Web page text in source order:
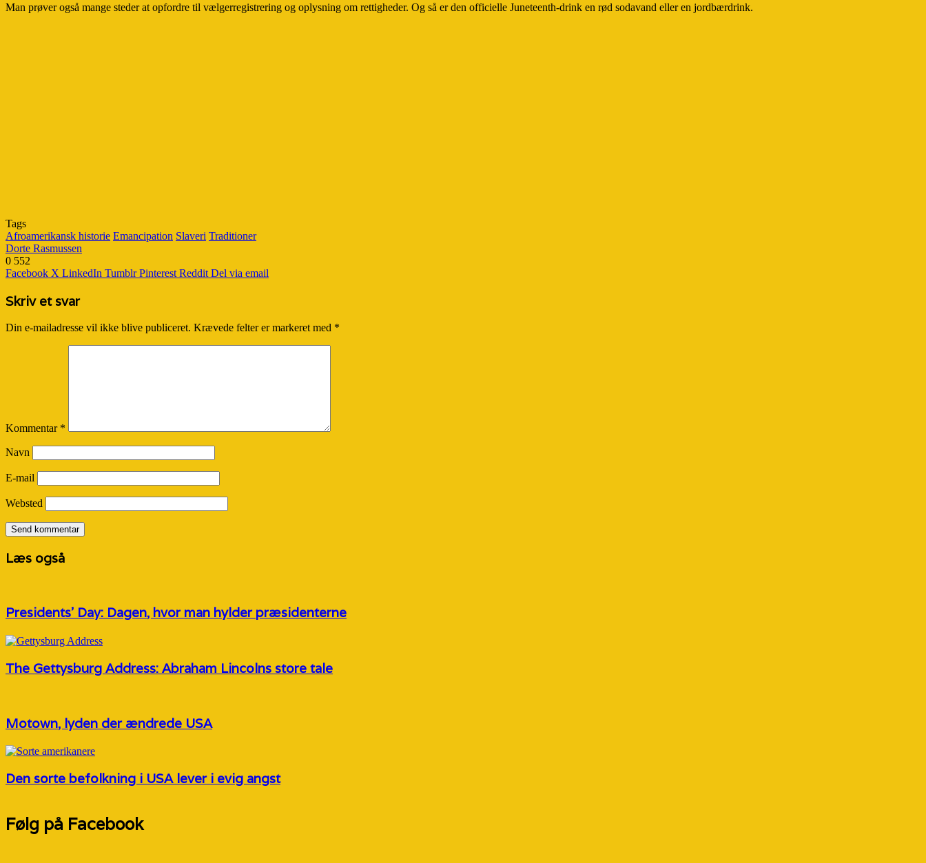
Man prøver også mange steder at opfordre til vælgerregistrering og oplysning om rettigheder. Og så er den officielle Juneteenth-drink en rød sodavand eller en jordbærdrink.
Tags
Afroamerikansk historie Emancipation Slaveri Traditioner
Dorte Rasmussen
0 552
Facebook X LinkedIn Tumblr Pinterest Reddit Del via email
Skriv et svar
Din e-mailadresse vil ikke blive publiceret. Krævede felter er markeret med *
Kommentar *
Navn
E-mail
Websted
Læs også
Presidents’ Day: Dagen, hvor man hylder præsidenterne
The Gettysburg Address: Abraham Lincolns store tale
Motown, lyden der ændrede USA
Den sorte befolkning i USA lever i evig angst
Følg på Facebook